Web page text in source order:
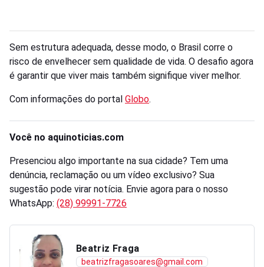
Sem estrutura adequada, desse modo, o Brasil corre o
risco de envelhecer sem qualidade de vida. O desafio agora
é garantir que viver mais também signifique viver melhor.
Com informações do portal Globo.
Você no aquinoticias.com
Presenciou algo importante na sua cidade? Tem uma
denúncia, reclamação ou um vídeo exclusivo? Sua
sugestão pode virar notícia. Envie agora para o nosso
WhatsApp: (28) 99991-7726
Beatriz Fraga
beatrizfragasoares@gmail.com